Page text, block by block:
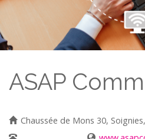
ASAP
Chaussée de Mons 30,